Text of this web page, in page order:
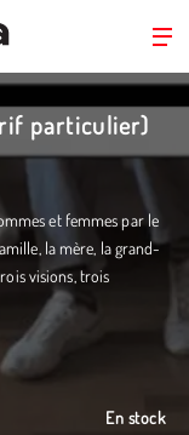
particulier)
et femmes par le
la mère, la grand-
visions, trois
En stock